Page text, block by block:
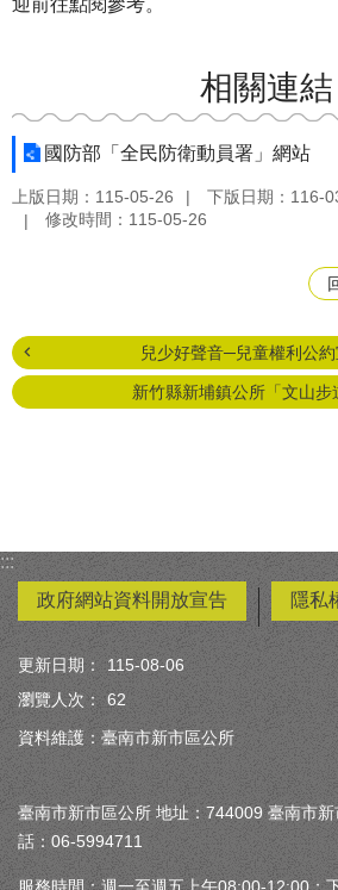
迎前往點閱參考。
相關連結
國防部「全民防衛動員署」網站
上版日期：115-05-26
下版日期：116-
修改時間：115-05-26
兒少好聲音─兒童權利公
新竹縣新埔鎮公所「文山步
:::
政府網站資料開放宣告
隱私
更新日期：
115-08-06
瀏覽人次：
62
資料維護：臺南市新市區公所
臺南市新市區公所 地址：744009 臺南市
話：06-5994711